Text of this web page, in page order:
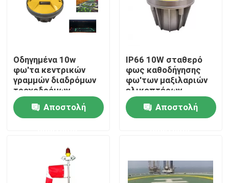
Σπίτι
Περίπου εμείς
Οδηγημένα 10w
φω'τα κεντρικών
γραμμών διαδρόμων
τροχοδρόμων
φω'των μαξιλαριών
ελικοπτέρων FAA
ICAO
Αποστολή
IP66 10W σταθερό
φως καθοδήγησης
φω'των μαξιλαριών
ελικοπτέρων
καψίματος 30CD
άσπρο Αποστολή